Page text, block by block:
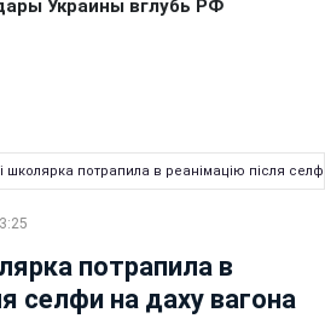
школярка потрапила в реанімацію після
потрапила в
селфи на даху вагона